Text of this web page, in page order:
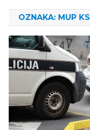
OZNAKA: MUP KS